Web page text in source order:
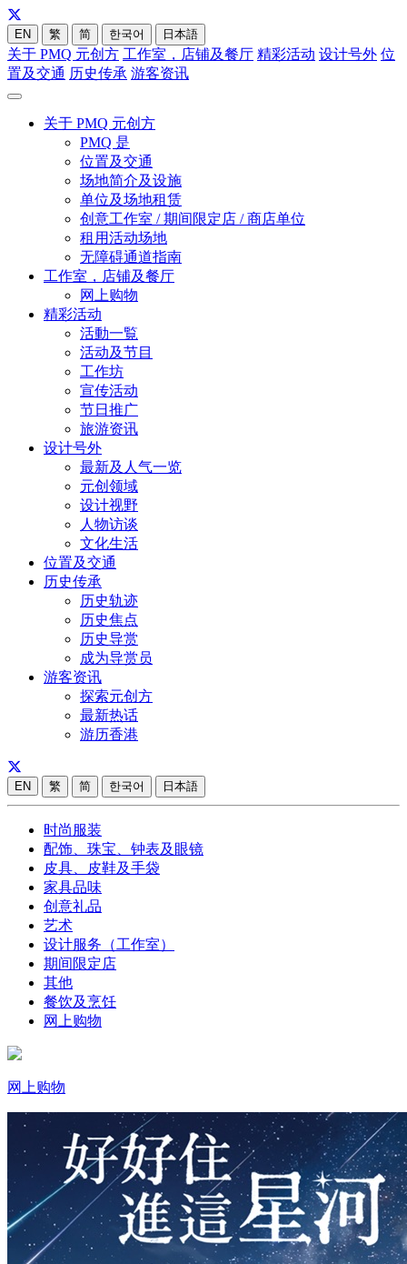
EN 繁 简 한국어 日本語
关于 PMQ 元创方 工作室，店铺及餐厅 精彩活动 设计号外 位
置及交通 历史传承 游客资讯
关于 PMQ 元创方
PMQ 是
位置及交通
场地简介及设施
单位及场地租赁
创意工作室 / 期间限定店 / 商店单位
租用活动场地
无障碍通道指南
工作室，店铺及餐厅
网上购物
精彩活动
活動一覧
活动及节目
工作坊
宣传活动
节日推广
旅游资讯
设计号外
最新及人气一览
元创领域
设计视野
人物访谈
文化生活
位置及交通
历史传承
历史轨迹
历史焦点
历史导赏
成为导赏员
游客资讯
探索元创方
最新热话
游历香港
EN 繁 简 한국어 日本語
时尚服装
配饰、珠宝、钟表及眼镜
皮具、皮鞋及手袋
家具品味
创意礼品
艺术
设计服务（工作室）
期间限定店
其他
餐饮及烹饪
网上购物
网上购物